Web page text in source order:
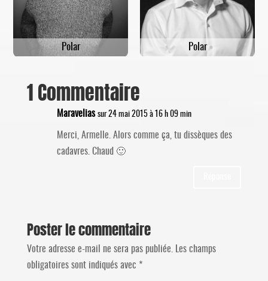
Polar Polar
1 Commentaire
Maravelias sur 24 mai 2015 à 16 h 09 min
Merci, Armelle. Alors comme ça, tu dissèques des
cadavres. Chaud 🙂
Poster le commentaire
Votre adresse e-mail ne sera pas publiée.
Les champs
obligatoires sont indiqués avec *